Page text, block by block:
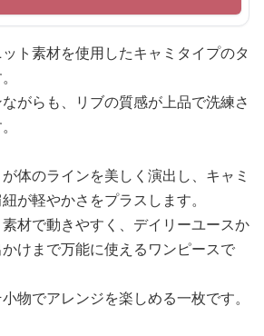
ト素材を使用したキャミタイプのタ
がらも、リブの質感が上品で洗練さ
体のラインを美しく演出し、キャミ
が軽やかさをプラスします。
材で動きやすく、デイリーユースか
けまで万能に使えるワンピースで
物でアレンジを楽しめる一枚です。